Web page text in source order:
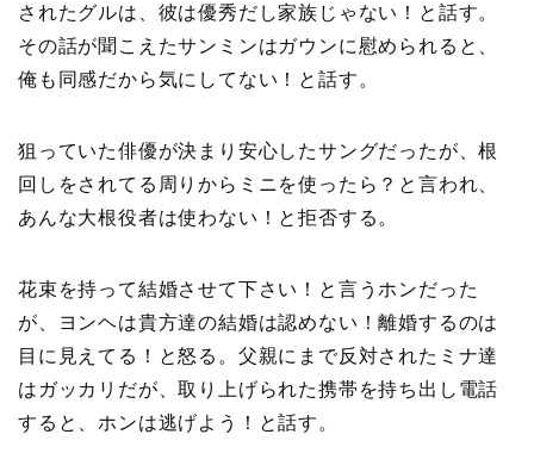
されたグルは、彼は優秀だし家族じゃない！と話す。
その話が聞こえたサンミンはガウンに慰められると、
俺も同感だから気にしてない！と話す。
狙っていた俳優が決まり安心したサングだったが、根
回しをされてる周りからミニを使ったら？と言われ、
あんな大根役者は使わない！と拒否する。
花束を持って結婚させて下さい！と言うホンだった
が、ヨンヘは貴方達の結婚は認めない！離婚するのは
目に見えてる！と怒る。父親にまで反対されたミナ達
はガッカリだが、取り上げられた携帯を持ち出し電話
すると、ホンは逃げよう！と話す。